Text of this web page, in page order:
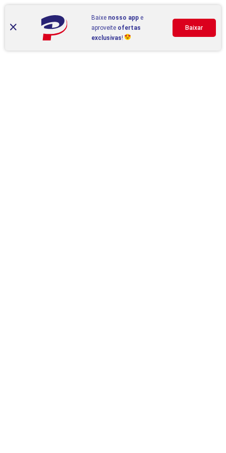
Baixe nosso app e
aproveite ofertas
exclusivas!
Baixar